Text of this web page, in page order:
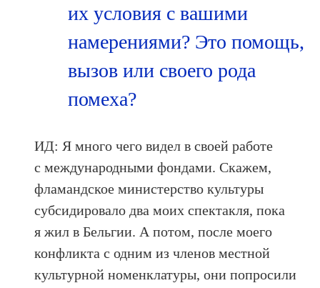
их условия с вашими
намерениями? Это помощь,
вызов или своего рода
помеха?
ИД: Я много чего видел в своей работе
с международными фондами. Скажем,
фламандское министерство культуры
субсидировало два моих спектакля, пока
я жил в Бельгии. А потом, после моего
конфликта с одним из членов местной
культурной номенклатуры, они попросили